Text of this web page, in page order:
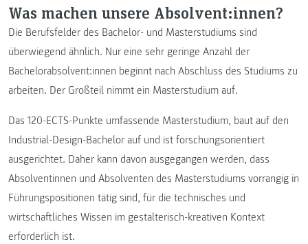
Was machen unsere Absolvent:innen?
Die Berufsfelder des Bachelor- und Masterstudiums sind
überwiegend ähnlich. Nur eine sehr geringe Anzahl der
Bachelorabsolvent:innen beginnt nach Abschluss des Studiums zu
arbeiten. Der Großteil nimmt ein Masterstudium auf.
Das 120-ECTS-Punkte umfassende Masterstudium, baut auf den
Industrial-Design-Bachelor auf und ist forschungsorientiert
ausgerichtet. Daher kann davon ausgegangen werden, dass
Absolventinnen und Absolventen des Masterstudiums vorrangig in
Führungspositionen tätig sind, für die technisches und
wirtschaftliches Wissen im gestalterisch-kreativen Kontext
erforderlich ist.